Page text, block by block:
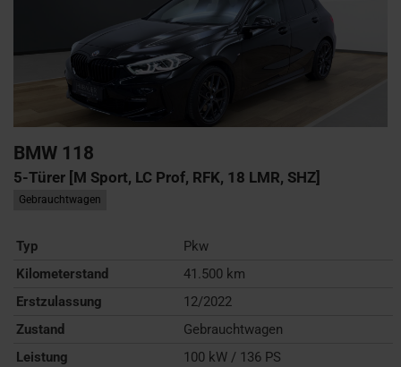
BMW 118
5-Türer [M Sport, LC Prof, RFK, 18 LMR, SHZ]
Gebrauchtwagen
Typ
Pkw
Kilometerstand
41.500 km
Erstzulassung
12/2022
Zustand
Gebrauchtwagen
Leistung
100 kW / 136 PS